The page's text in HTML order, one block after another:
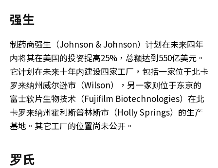
强生
制药商强生（Johnson & Johnson）计划在未来四年
内将其在美国的投资提高25%，总额达到550亿美元。
它计划在未来十年内建设四家工厂，包括一家位于北卡
罗来纳州威尔逊市（Wilson），另一家则位于东京的
富士软片生物技术（Fujifilm Biotechnologies）在北
卡罗来纳州霍利斯普林斯市（Holly Springs）的生产
基地。其它工厂的位置尚未公开。
罗氏